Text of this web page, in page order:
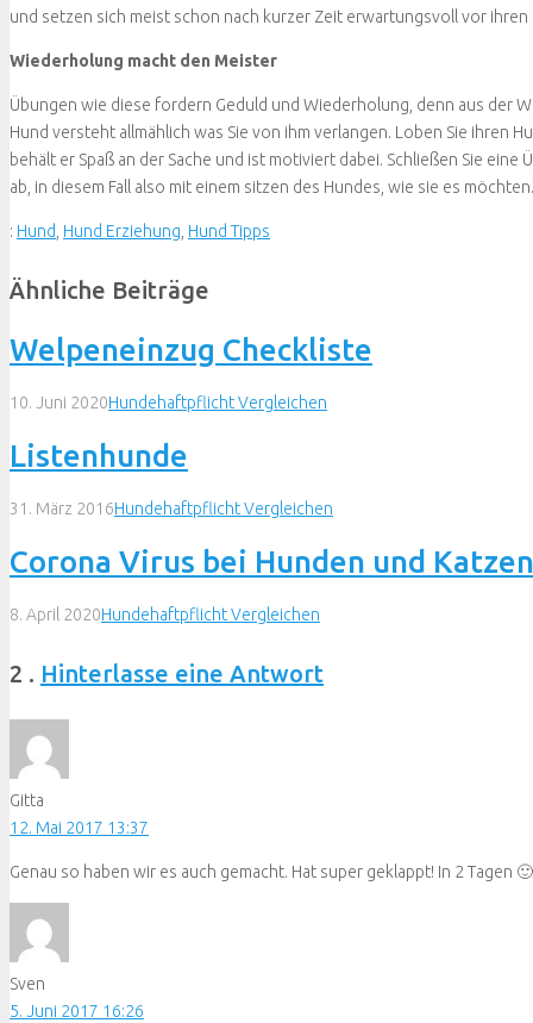
und setzen sich meist schon nach kurzer Zeit erwartungsvoll vor ihren
Wiederholung macht den Meister
Übungen wie diese fordern Geduld und Wiederholung, denn aus der
Hund versteht allmählich was Sie von ihm verlangen. Loben Sie ihren
behält er Spaß an der Sache und ist motiviert dabei. Schließen Sie
ab, in diesem Fall also mit einem sitzen des Hundes, wie sie es möchten.
: Hund Hund Erziehung Hund Tipps
Ähnliche Beiträge
Welpeneinzug Checkliste
10. Juni 2020Hundehaftpflicht Vergleichen
Listenhunde
31. März 2016Hundehaftpflicht Vergleichen
Corona Virus bei Hunden und Katzen
8. April 2020Hundehaftpflicht Vergleichen
2 Kommentare
. Hinterlasse eine Antwort
Gitta
12. Mai 2017 13:37
Genau so haben wir es auch gemacht. Hat super geklappt! In 2 Tagen 🙂
Sven
5. Juni 2017 16:26